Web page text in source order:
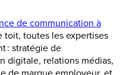
de communication à
toit, toutes les expertises
: stratégie de
digitale, relations médias,